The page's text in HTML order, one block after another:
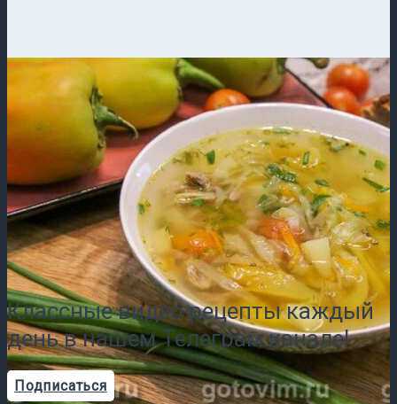
Классные видео рецепты каждый
день в нашем Телеграм канале!
Подписаться